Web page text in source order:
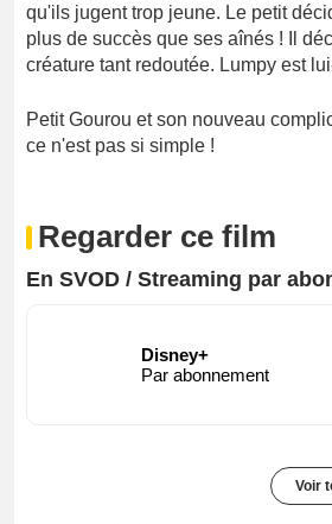
qu'ils jugent trop jeune. Le petit
plus de succès que ses aînés ! Il
créature tant redoutée. Lumpy est
Petit Gourou et son nouveau
ce n'est pas si simple !
Regarder ce film
En SVOD / Streaming par
Disney+
Par abonnement
Voir